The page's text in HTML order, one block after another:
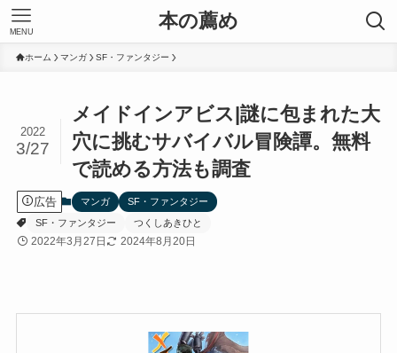
本の薦め
MENU
ホーム マンガ SF・ファンタジー
メイドインアビス|謎に包まれた大
穴に挑むサバイバル冒険譚。無料
で読める方法も調査
2022
3/27
広告 マンガ
SF・ファンタジー
SF・ファンタジー
つくしあきひと
2022年3月27日 2024年8月20日